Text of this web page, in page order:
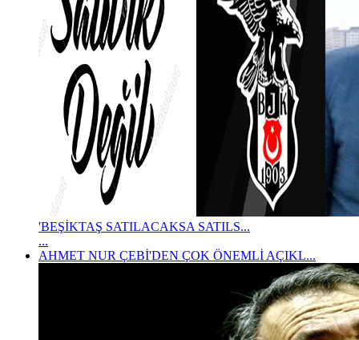
'BEŞİKTAŞ SATILACAKSA SATILS...
...
AHMET NUR ÇEBİ'DEN ÇOK ÖNEMLİ AÇIKL...